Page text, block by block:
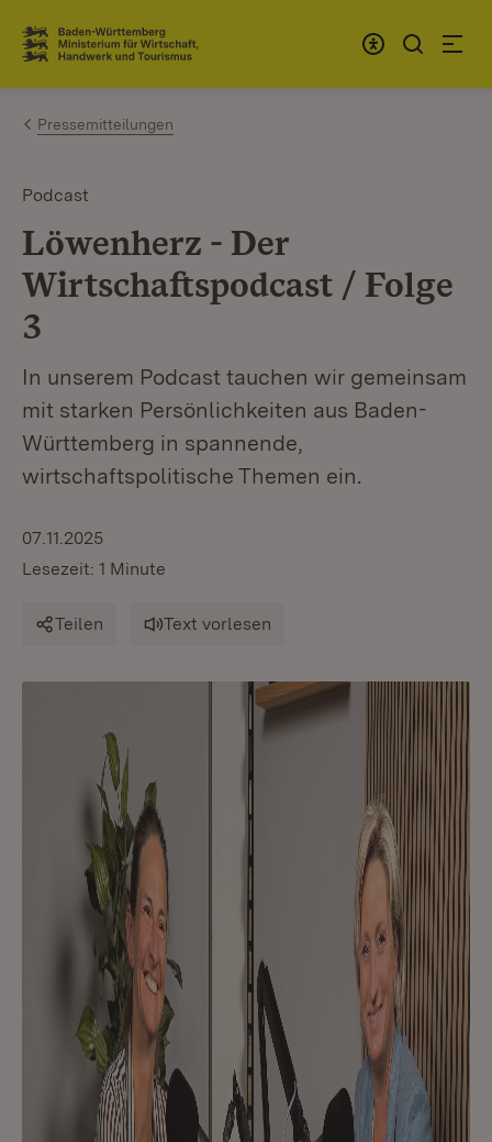
Zum Inhalt springen
Link zur Startseite
Pressemitteilungen
Podcast
Löwenherz - Der
Wirtschaftspodcast / Folge
3
In unserem Podcast tauchen wir gemeinsam
mit starken Persönlichkeiten aus Baden-
Württemberg in spannende,
wirtschaftspolitische Themen ein.
07.11.2025
Lesezeit: 1 Minute
Teilen Text vorlesen